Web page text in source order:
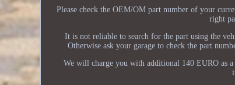
Please check the OEM/OM part number of your
right
It is not reliable to search for the part using the
Otherwise ask your garage to check the part
We will charge you with additional 140 EURO as